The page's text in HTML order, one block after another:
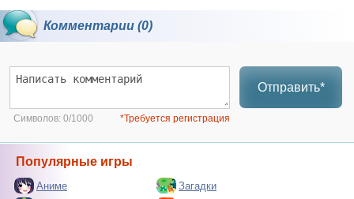
Комментарии (0)
Отправить*
Символов: 0/1000 *Требуется регистрация
Популярные игры
Аниме
Загадки